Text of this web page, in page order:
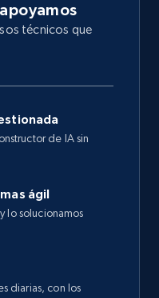
técnicos que
de IA sin
ágil
lo solucionamos
diarias, con los